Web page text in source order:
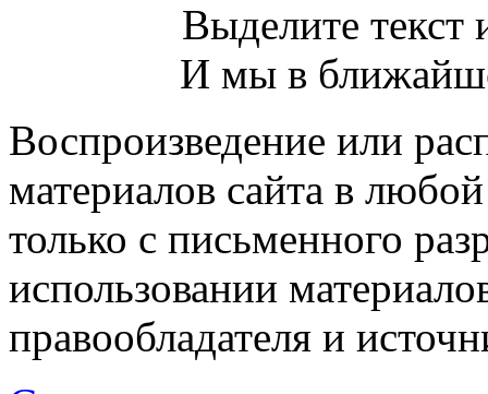
Выделите
И мы в
Воспроизведение или
материалов сайта в
только с письменного
использовании
правообладателя и